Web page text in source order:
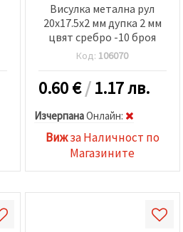
Висулка метална рул
20x17.5x2 мм дупка 2 мм
цвят сребро -10 броя
Код: 106070
0.60€/1.17 лв.
ИзчерпанаOнлайн:
Вижза Наличност по
Магазините